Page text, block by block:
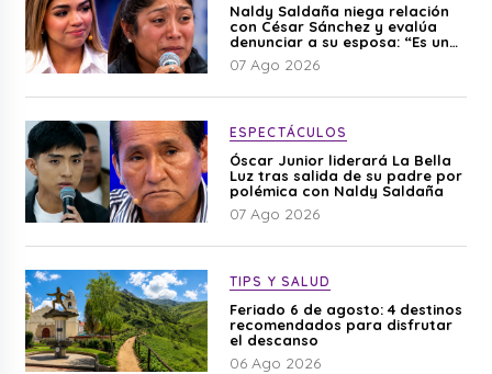
Naldy Saldaña niega relación
con César Sánchez y evalúa
denunciar a su esposa: “Es una
difamación”
07 Ago 2026
ESPECTÁCULOS
Óscar Junior liderará La Bella
Luz tras salida de su padre por
polémica con Naldy Saldaña
07 Ago 2026
TIPS Y SALUD
Feriado 6 de agosto: 4 destinos
recomendados para disfrutar
el descanso
06 Ago 2026